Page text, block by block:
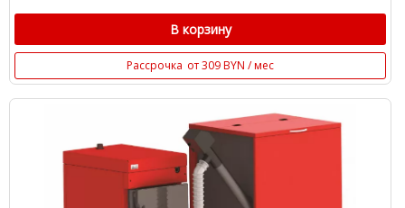
В корзину
Рассрочка от 309 BYN / мес